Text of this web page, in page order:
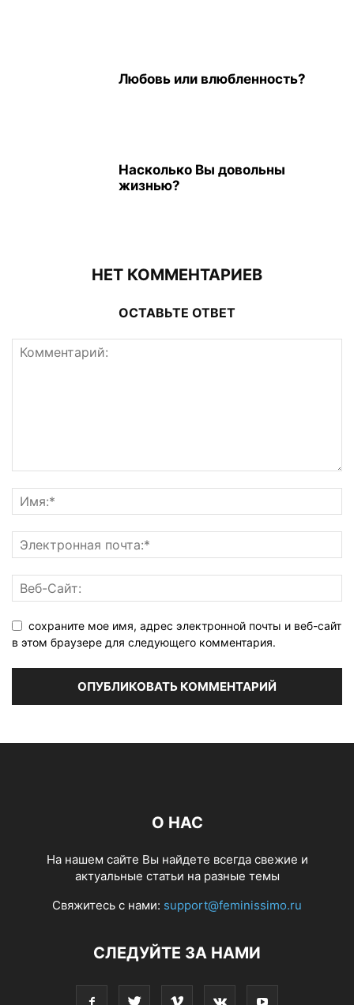
Любовь или влюбленность?
Насколько Вы довольны
жизнью?
НЕТ КОММЕНТАРИЕВ
ОСТАВЬТЕ ОТВЕТ
сохраните мое имя, адрес электронной почты и веб-сайт
в этом браузере для следующего комментария.
О НАС
На нашем сайте Вы найдете всегда свежие и
актуальные статьи на разные темы
Свяжитесь с нами: support@feminissimo.ru
СЛЕДУЙТЕ ЗА НАМИ